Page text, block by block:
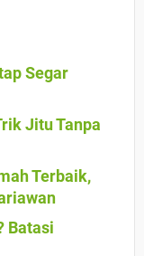
Segar
Jitu Tanpa
Terbaik,
Batasi